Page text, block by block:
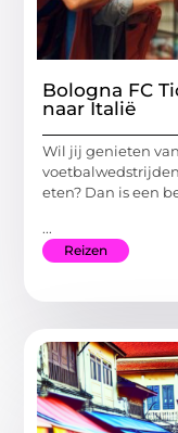
Bologna FC
naar Italië
Wil jij genieten
eten? Dan is een
...
Reizen